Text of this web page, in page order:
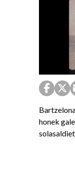
honek